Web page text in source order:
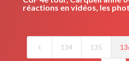
réactions en vidéos, les
4 134 135